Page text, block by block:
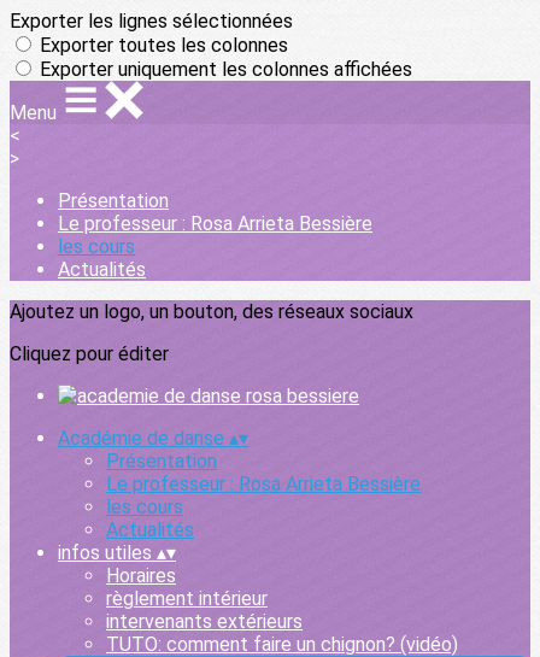
Exporter les lignes sélectionnées
Exporter toutes les colonnes
Exporter uniquement les colonnes affichées
Menu
<
>
Présentation
Le professeur : Rosa Arrieta Bessière
les cours
Actualités
Ajoutez un logo, un bouton, des réseaux sociaux
Cliquez pour éditer
Académie de danse ▴▾
Présentation
Le professeur : Rosa Arrieta Bessière
les cours
Actualités
infos utiles ▴▾
Horaires
règlement intérieur
intervenants extérieurs
TUTO: comment faire un chignon? (vidéo)